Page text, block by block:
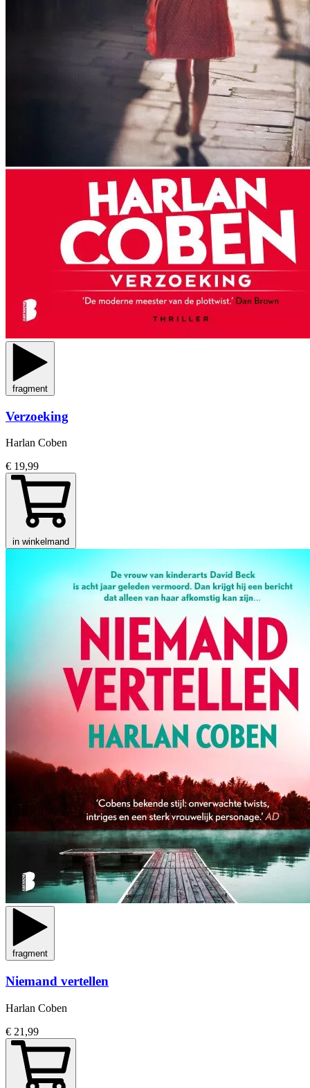
fragment
Verzoeking
Harlan Coben
€ 19,99
in winkelmand
fragment
Niemand vertellen
Harlan Coben
€ 21,99